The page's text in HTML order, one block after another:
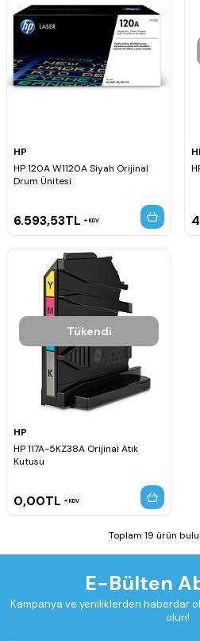
HP
HP 120A W1120A Siyah Orijinal
Drum Ünitesi
6.593,53TL KDV
Tükendi
HP
HP 117A-5KZ38A Orijinal Atık
Kutusu
0,00TL KDV
Toplam 19 ürün
E-Bülten
Kampanya ve yeniliklerden haberdar
olun!